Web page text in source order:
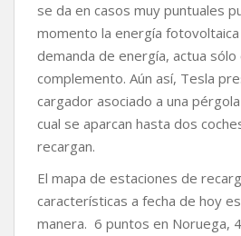
se da en casos muy puntuales
momento la energía
demanda de energía, actua sólo
complemento. Aún así, Tesla
cargador asociado a una
cual se aparcan hasta dos
recargan.
El mapa de estaciones de
características a fecha de hoy
manera. 6 puntos en Noruega,